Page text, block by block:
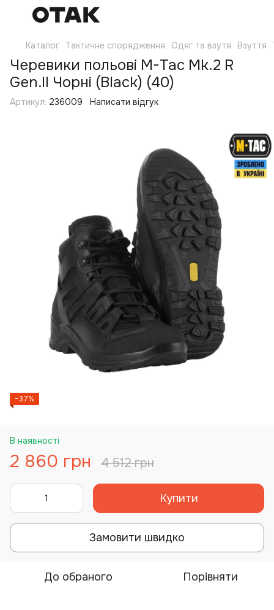
Каталог Тактичне спорядження Одяг та взутя Взуття
Черевики польові M-Tac Mk.2 R
Gen.II Чорні (Black) (40)
Артикул: 236009 Написати відгук
−37%
В наявності
2 860 грн 4 512 грн
Купити
Замовити швидко
До обраного Порівняти